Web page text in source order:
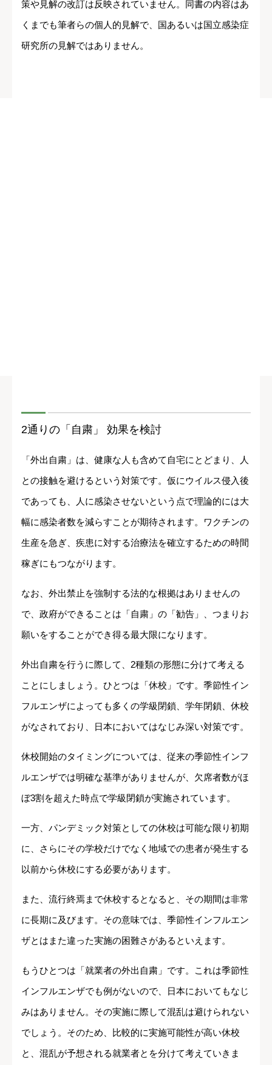
策や見解の改訂は反映されていません。同書の内容はあ
くまでも筆者らの個人的見解で、国あるいは国立感染症
研究所の見解ではありません。
2通りの「自粛」 効果を検討
「外出自粛」は、健康な人も含めて自宅にとどまり、人
との接触を避けるという対策です。仮にウイルス侵入後
であっても、人に感染させないという点で理論的には大
幅に感染者数を減らすことが期待されます。ワクチンの
生産を急ぎ、疾患に対する治療法を確立するための時間
稼ぎにもつながります。
なお、外出禁止を強制する法的な根拠はありませんの
で、政府ができることは「自粛」の「勧告」、つまりお
願いをすることができ得る最大限になります。
外出自粛を行うに際して、2種類の形態に分けて考える
ことにしましょう。ひとつは「休校」です。季節性イン
フルエンザによっても多くの学級閉鎖、学年閉鎖、休校
がなされており、日本においてはなじみ深い対策です。
休校開始のタイミングについては、従来の季節性インフ
ルエンザでは明確な基準がありませんが、欠席者数がほ
ぼ3割を超えた時点で学級閉鎖が実施されています。
一方、パンデミック対策としての休校は可能な限り初期
に、さらにその学校だけでなく地域での患者が発生する
以前から休校にする必要があります。
また、流行終焉まで休校するとなると、その期間は非常
に長期に及びます。その意味では、季節性インフルエン
ザとはまた違った実施の困難さがあるといえます。
もうひとつは「就業者の外出自粛」です。これは季節性
インフルエンザでも例がないので、日本においてもなじ
みはありません。その実施に際して混乱は避けられない
でしょう。そのため、比較的に実施可能性が高い休校
と、混乱が予想される就業者とを分けて考えていきま